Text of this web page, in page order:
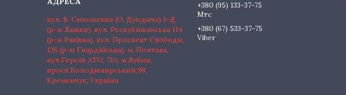
вул. В. Симоненка (О. Дундича) 1-Д
(р-н Лашки), вул. Республіканська 114
(р-н Раківка), вул. Проспект Свободи,
126 (р-н Гвардійська), м. Полтава,
вул.Героїв АТО, 71А, м.Лубни,
просп.Володимирський,98,
Кременчук, Україна
+380 (95) 133-37-75
Мтс
+380 (67) 533-37-75
Viber